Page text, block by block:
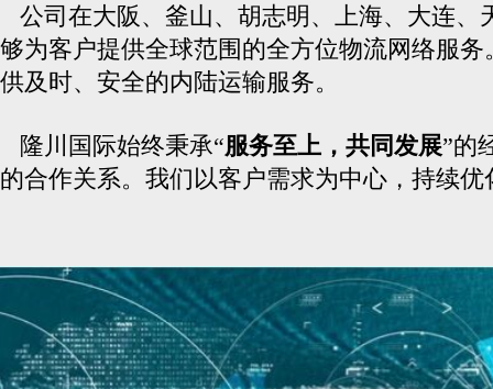
公司在大阪、釜山、胡志明 、 上海、大连、
够为客户提供全球范围的全方位物流网络服
供及时、安全的内陆运输服务。
隆川国际始终秉承“服务至上，共同发展”的
的合作关系。我们以客户需求为中心，持续